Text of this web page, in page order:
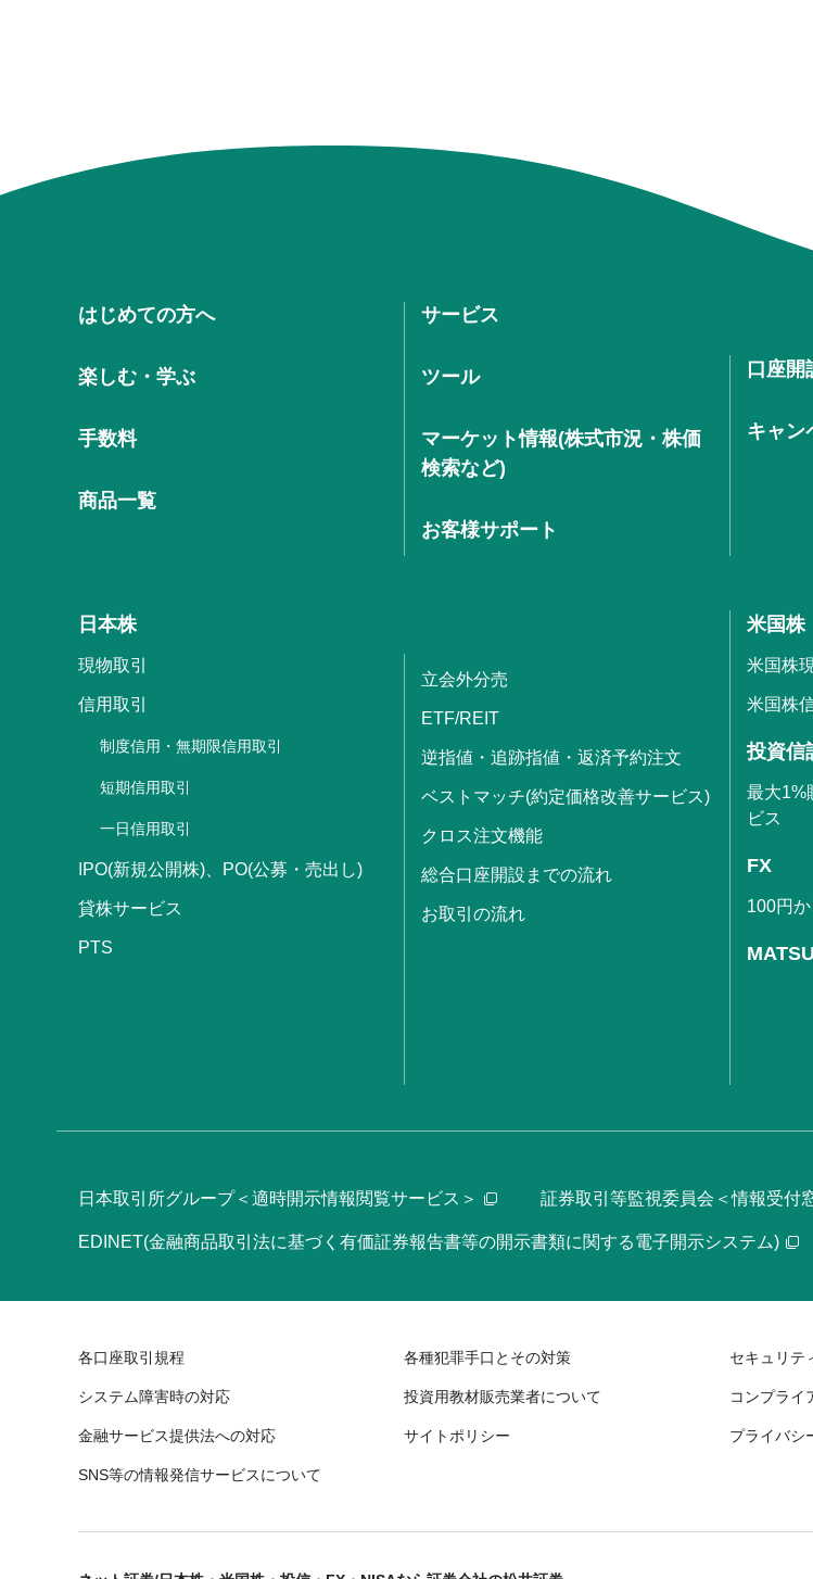
はじめての方へ
楽しむ・学ぶ
手数料
商品一覧
サービス
ツール
マーケット情報(株式市況・株価
検索など)
お客様サポート
口座開
キャン
日本株
現物取引
信用取引
制度信用・無期限信用取引
短期信用取引
一日信用取引
IPO(新規公開株)、PO(公募・売出し)
貸株サービス
PTS
立会外分売
ETF/REIT
逆指値・追跡指値・返済予約注文
ベストマッチ(約定価格改善サービス)
クロス注文機能
総合口座開設までの流れ
お取引の流れ
米国株
米国株
米国株
投資信
最大1%
ビス
FX
100円
日本取引所グループ＜適時開示情報閲覧サービス＞ 証券取引等監視委員会＜情報受付
EDINET(金融商品取引法に基づく有価証券報告書等の開示書類に関する電子開示システム)
各口座取引規程 各種犯罪手口とその対策 セキュリテ
システム障害時の対応 投資用教材販売業者について コンプライ
金融サービス提供法への対応 サイトポリシー プライバシ
SNS等の情報発信サービスについて